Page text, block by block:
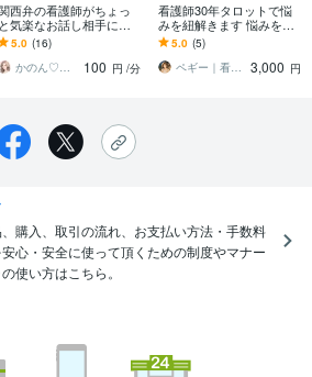
西弁の看護師がちょっ
と気楽なお話し相手にな
ます ５分OK✨恋愛・愚
痴・職場・家庭・友人～
深刻な秘密の悩みまで
5.0 (16)
かのん♡癒しのお部屋
100 円 /分
看護師30年タロットで悩
みを紐解きます 悩みを紐
解く、あなただけの鑑定
書をお届けします。
5.0 (5)
ペギー｜看護師30年｜悩みを紐解く相談室
3,000 円
購入、取引の流れ、お支払い方法・手数料
心・安全に使って頂くための制度やマナー
使い方はこちら。